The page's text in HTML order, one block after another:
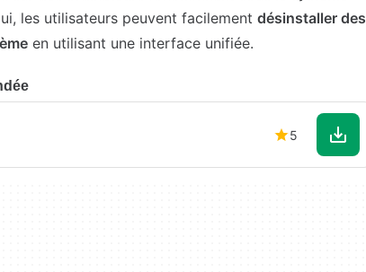
les utilisateurs peuvent facilement désinstaller des
en utilisant une interface unifiée.
5